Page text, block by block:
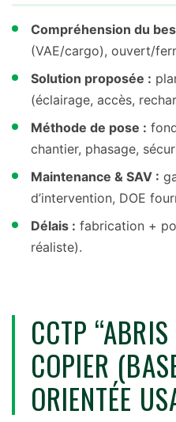
Compréhension du
(VAE/cargo), ouvert/
Solution proposée :
(éclairage, accès,
Méthode de pose :
chantier, phasage,
Maintenance & SAV :
d’intervention, DOE
Délais : fabrication +
réaliste).
CCTP
COPIER
ORIENTÉE